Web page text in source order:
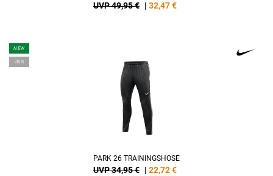
UVP 49,95 € | 32,47€
NEW
-35%
PARK 26 TRAININGSHOSE
UVP 34,95 € | 22,72€